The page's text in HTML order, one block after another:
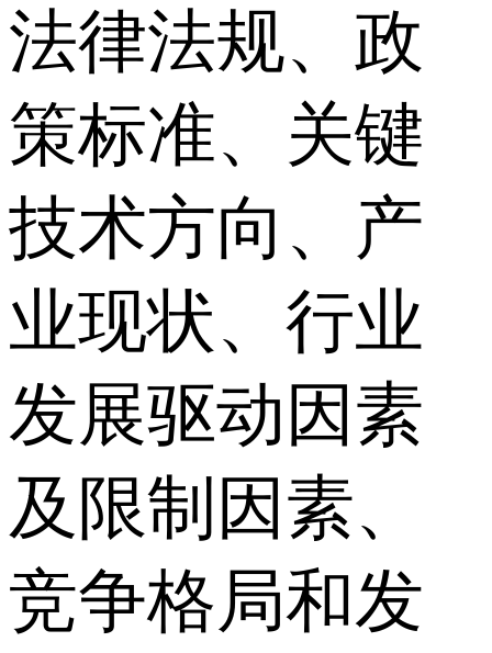
法律法规、政
策标准、关键
技术方向、产
业现状、行业
发展驱动因素
及限制因素、
竞争格局和发